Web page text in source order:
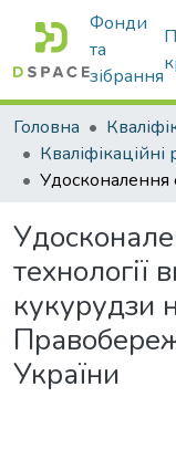
Фонди
та
зібрання
Головна
технології
кукурудзи
України